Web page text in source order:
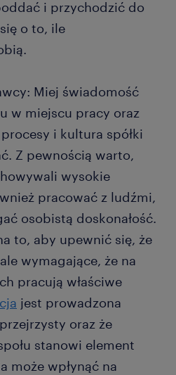
i przychodzić do
o to, ile
Miej świadomość
w miejscu pracy oraz
i kultura spółki
Z pewnością warto,
wysokie
pracować z ludźmi,
osobistą doskonałość.
to, aby upewnić się, że
wymagające, że na
pracują właściwe
jest prowadzona
oraz że
stanowi element
może wpłynąć na